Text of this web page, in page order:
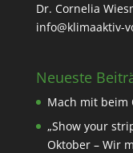
Dr. Cornelia
info@klimaaktiv-
Neueste
Mach mit beim
„Show your
Oktober – Wir